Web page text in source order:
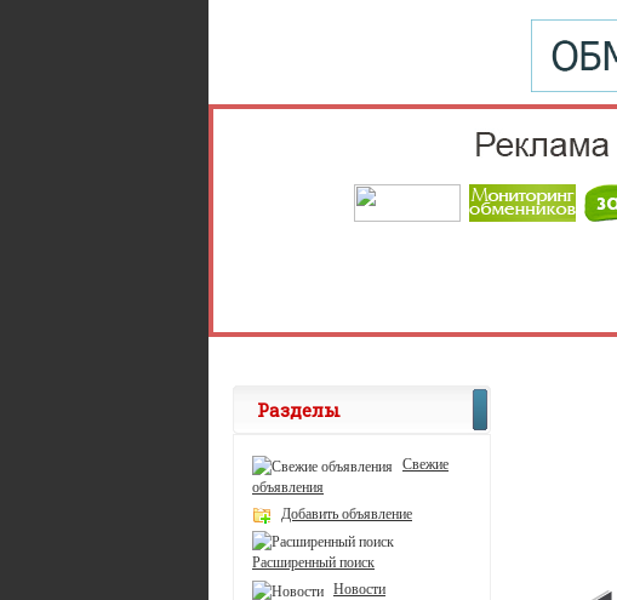
Разделы
Свежие
объявления
Добавить объявление
Расширенный поиск
Новости